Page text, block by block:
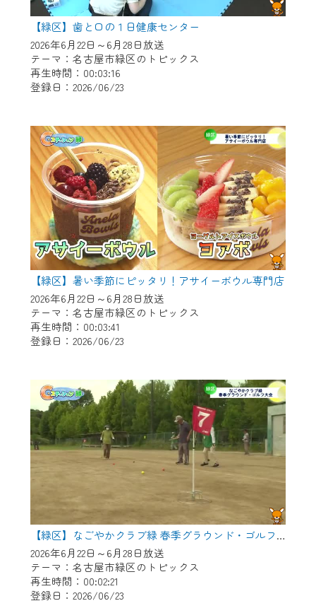
【緑区】歯と口の１日健康センター
2026年6月22日～6月28日放送
テーマ：名古屋市緑区のトピックス
再生時間：00:03:16
登録日：2026/06/23
【緑区】暑い季節にピッタリ！アサイーボウル専門店
2026年6月22日～6月28日放送
テーマ：名古屋市緑区のトピックス
再生時間：00:03:41
登録日：2026/06/23
【緑区】なごやかクラブ緑 春季グラウンド・ゴルフ大会
2026年6月22日～6月28日放送
テーマ：名古屋市緑区のトピックス
再生時間：00:02:21
登録日：2026/06/23
＜メンテナンス情報＞
CCNetWebTVのリニューアルにともないメ
ンテナンス作業を予定しています。
作業の間は、CCNetWebTVの画面が「メン
テナンス中」になり、ご利用いただけませ
ん。
ご不便をおかけいたしますが、ご了承の程
よろしくお願いいたします。